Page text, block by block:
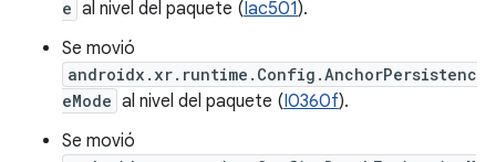
e al nivel del paquete (Iac501).
Se movió
androidx.xr.runtime.Config.AnchorPersistenc
eMode al nivel del paquete (I0360f).
Se movió